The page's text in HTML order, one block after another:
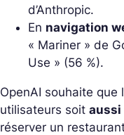
d’Anthropic.
En navigation
« Mariner » de
Use » (56 %).
OpenAI souhaite que
utilisateurs soit aussi
réserver un